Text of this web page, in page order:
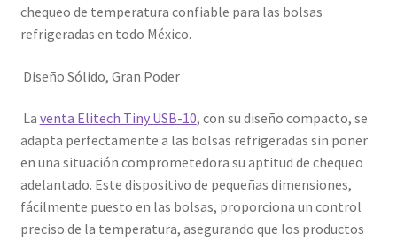
chequeo de temperatura confiable para las bolsas
refrigeradas en todo México.
Diseño Sólido, Gran Poder
La venta Elitech Tiny USB-10, con su diseño compacto, se
adapta perfectamente a las bolsas refrigeradas sin poner
en una situación comprometedora su aptitud de chequeo
adelantado. Este dispositivo de pequeñas dimensiones,
fácilmente puesto en las bolsas, proporciona un control
preciso de la temperatura, asegurando que los productos